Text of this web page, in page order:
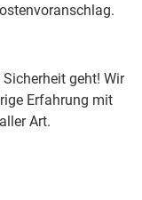
geht! Wir
Erfahrung mit
Art.